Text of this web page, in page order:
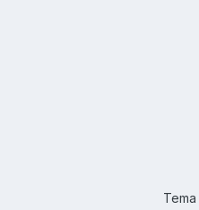
Tema